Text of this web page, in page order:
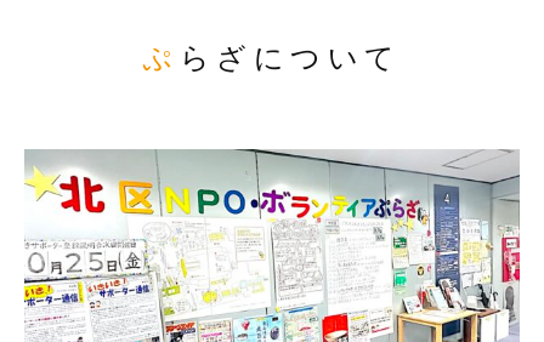
ぷらざについて